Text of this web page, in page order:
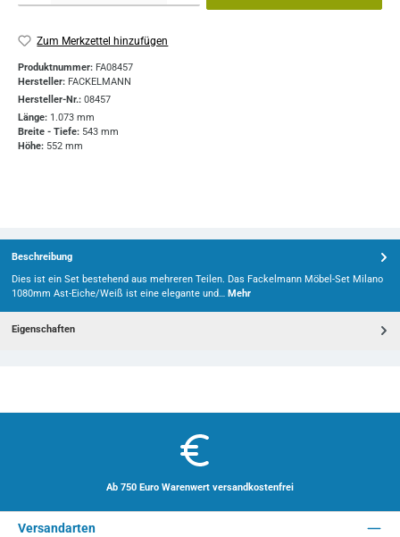
Zum Merkzettel hinzufügen
Produktnummer: FA08457
Hersteller: FACKELMANN
Hersteller-Nr.: 08457
Länge: 1.073 mm
Breite - Tiefe: 543 mm
Höhe: 552 mm
Beschreibung
Dies ist ein Set bestehend aus mehreren Teilen. Das Fackelmann Möbel-Set Milano
1080mm Ast-Eiche/Weiß ist eine elegante und… Mehr
Eigenschaften
Ab 750 Euro Warenwert versandkostenfrei
Versandarten